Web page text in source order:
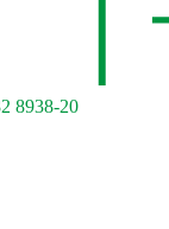
8938-20